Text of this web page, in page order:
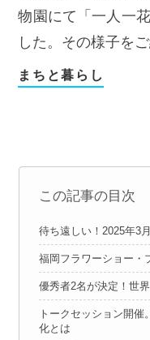
物園にて「一人一
した。その様子を
まちと暮らし
この記事の目次
待ち遠しい！2025年3
福岡フラワーショー・
優秀者2名が決定！世
トークセッション開
化とは